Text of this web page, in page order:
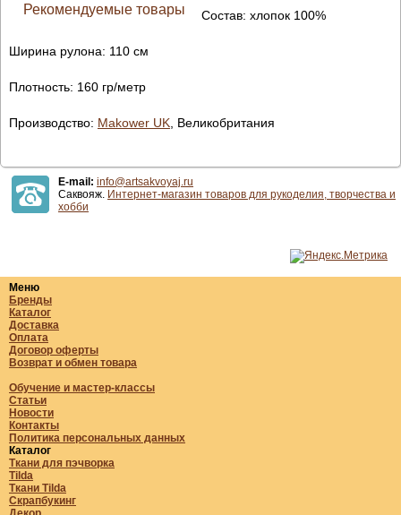
Рекомендуемые товары Состав: хлопок 100%
Ширина рулона: 110 см
Плотность: 160 гр/метр
Производство: Makower UK, Великобритания
E-mail: info@artsakvoyaj.ru
Саквояж. Интернет-магазин товаров для рукоделия, творчества и
хобби
Меню
Бренды
Каталог
Доставка
Оплата
Договор оферты
Возврат и обмен товара
Обучение и мастер-классы
Статьи
Новости
Контакты
Политика персональных данных
Каталог
Ткани для пэчворка
Tilda
Ткани Tilda
Скрапбукинг